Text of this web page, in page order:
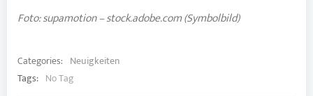
Foto: supamotion – stock.adobe.com (Symbolbild)
Categories: Neuigkeiten
Tags: No Tag